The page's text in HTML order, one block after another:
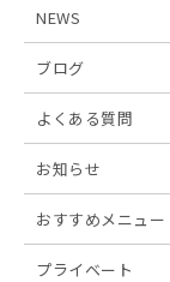
NEWS
ブログ
よくある質問
お知らせ
おすすめメニュー
プライベート